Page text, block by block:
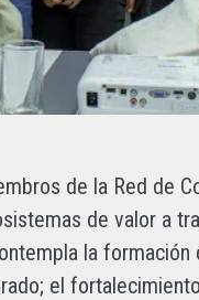
de la Red de
de valor a
la formación
el